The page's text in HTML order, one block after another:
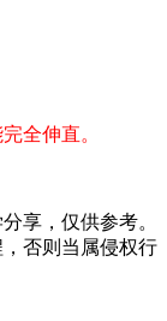
全伸直。
享，仅供参考。
否则当属侵权行